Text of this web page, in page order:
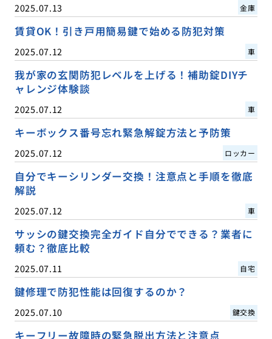
2025.07.13 金庫
賃貸OK！引き戸用簡易鍵で始める防犯対策
2025.07.12 車
我が家の玄関防犯レベルを上げる！補助錠DIYチ
ャレンジ体験談
2025.07.12 車
キーボックス番号忘れ緊急解錠方法と予防策
2025.07.12 ロッカー
自分でキーシリンダー交換！注意点と手順を徹底
解説
2025.07.12 車
サッシの鍵交換完全ガイド自分でできる？業者に
頼む？徹底比較
2025.07.11 自宅
鍵修理で防犯性能は回復するのか？
2025.07.10 鍵交換
キーフリー故障時の緊急脱出方法と注意点